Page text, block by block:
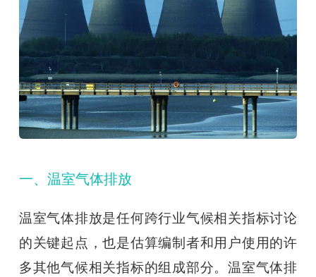
一、温室气体排放
温室气体排放是任何跨行业气候相关指标讨论
的关键起点，也是估算编制者和用户使用的许
多其他气候相关指标的组成部分。温室气体排